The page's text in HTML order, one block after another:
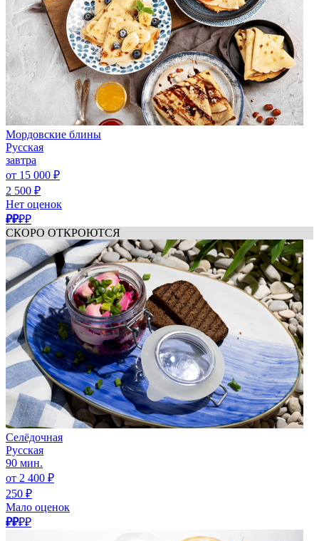
Мордовские блины
Русская
завтра
от 15 000 ₽
2 500 ₽
Нет оценок
₽₽₽₽
СКОРО ОТКРОЮТСЯ
Селёдочная
Русская
90 мин.
от 2 400 ₽
250 ₽
Мало оценок
₽₽₽₽